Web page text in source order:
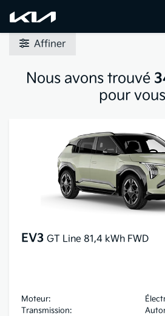
Affiner
Nous avons trouvé
pour
EV3 GT Line 81,4 kWh FWD
Moteur:
Transmission: